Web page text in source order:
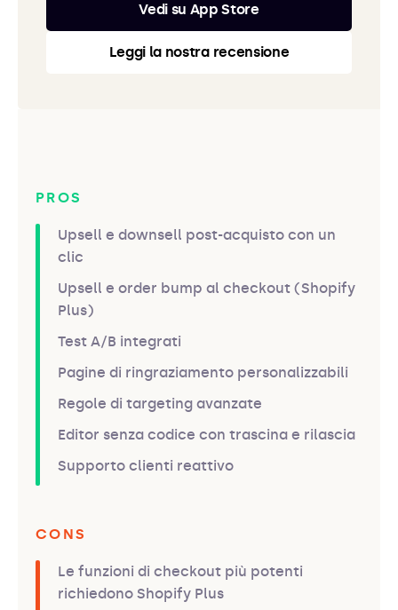
Vedi su App Store
Leggi la nostra recensione
PROS
Upsell e downsell post-acquisto con un
clic
Upsell e order bump al checkout (Shopify
Plus)
Test A/B integrati
Pagine di ringraziamento personalizzabili
Regole di targeting avanzate
Editor senza codice con trascina e rilascia
Supporto clienti reattivo
CONS
Le funzioni di checkout più potenti
richiedono Shopify Plus